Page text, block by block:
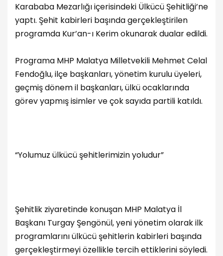
Karababa Mezarlığı içerisindeki Ülkücü Şehitliği’ne
yaptı. Şehit kabirleri başında gerçekleştirilen
programda Kur’an-ı Kerim okunarak dualar edildi.
Programa MHP Malatya Milletvekili Mehmet Celal
Fendoğlu, ilçe başkanları, yönetim kurulu üyeleri,
geçmiş dönem il başkanları, ülkü ocaklarında
görev yapmış isimler ve çok sayıda partili katıldı.
“Yolumuz ülkücü şehitlerimizin yoludur”
Şehitlik ziyaretinde konuşan MHP Malatya İl
Başkanı Turgay Şengönül, yeni yönetim olarak ilk
programlarını ülkücü şehitlerin kabirleri başında
gerçekleştirmeyi özellikle tercih ettiklerini söyledi.